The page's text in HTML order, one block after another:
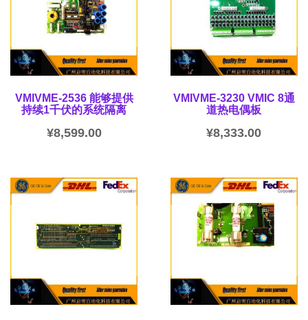
VMIVME-2536 能够提供
持续1千伏的系统隔离
¥8,599.00
VMIVME-3230 VMIC 8通
道热电偶板
¥8,333.00